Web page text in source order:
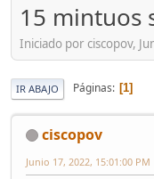
15 mintuos
Iniciado por ciscopov,
IR ABAJO Páginas 1
ciscopov
Junio 17, 2022, 15:01:00 PM